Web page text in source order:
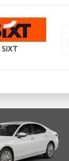
SIXT